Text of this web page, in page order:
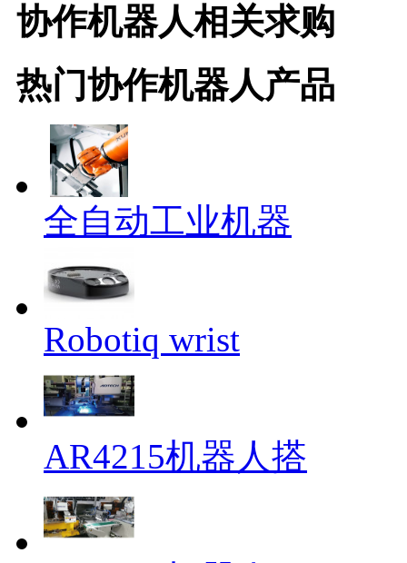
协作机器人相关求购
热门协作机器人产品
全自动工业机器
Robotiq wrist
AR4215机器人搭